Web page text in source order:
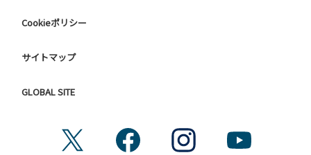
Cookieポリシー
サイトマップ
GLOBAL SITE